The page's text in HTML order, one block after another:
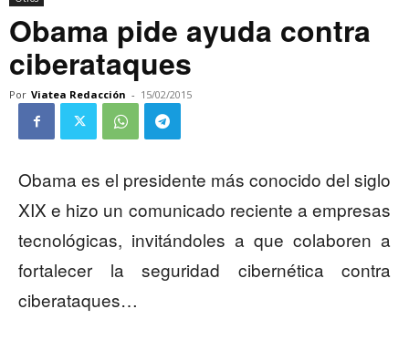
Obama pide ayuda contra
ciberataques
Por Viatea Redacción - 15/02/2015
Obama es el presidente más conocido del siglo
XIX e hizo un comunicado reciente a empresas
tecnológicas, invitándoles a que colaboren a
fortalecer la seguridad cibernética contra
ciberataques…